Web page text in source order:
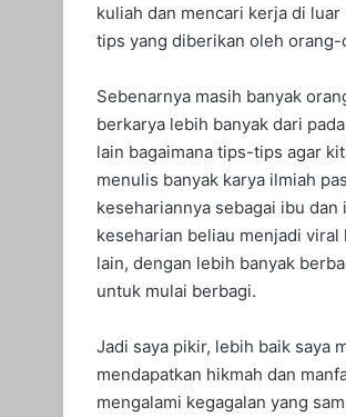
kuliah dan mencari kerja di
tips yang diberikan oleh
Sebenarnya masih banyak
berkarya lebih banyak dari
lain bagaimana tips-tips agar
menulis banyak karya ilmiah
kesehariannya sebagai ibu
keseharian beliau menjadi
lain, dengan lebih banyak
untuk mulai berbagi.
Jadi saya pikir, lebih baik saya
mendapatkan hikmah dan
mengalami kegagalan yang